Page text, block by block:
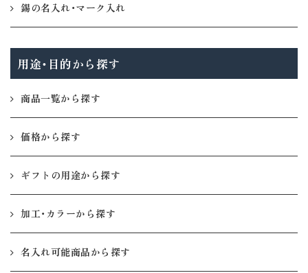
錫の名入れ・マーク入れ
用途・目的から探す
商品一覧から探す
価格から探す
ギフトの用途から探す
加工・カラーから探す
名入れ可能商品から探す